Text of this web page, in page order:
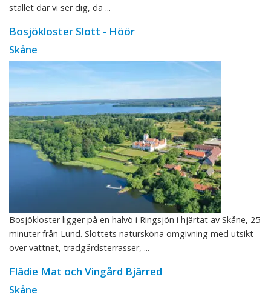
stället där vi ser dig, dä ...
Bosjökloster Slott - Höör
Skåne
Bosjökloster ligger på en halvö i Ringsjön i hjärtat av Skåne, 25
minuter från Lund. Slottets natursköna omgivning med utsikt
över vattnet, trädgårdsterrasser, ...
Flädie Mat och Vingård Bjärred
Skåne